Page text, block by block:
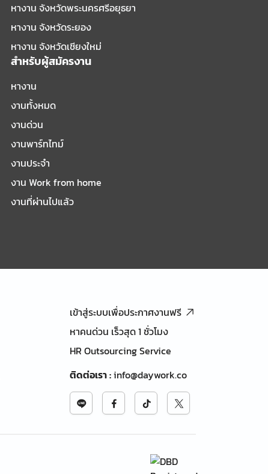
หางาน จังหวัดพระนครศรีอยุธยา
หางาน จังหวัดระยอง
หางาน จังหวัดเชียงใหม่
สำหรับผู้สมัครงาน
หางาน
งานทั้งหมด
งานด่วน
งานพาร์ทไทม์
งานประจำ
งาน Work from home
งานที่ผ่านไปแล้ว
เข้าสู่ระบบเพื่อประกาศงานฟรี
หาคนด่วน เร็วสุด 1 ชั่วโมง
HR Outsourcing Service
ติดต่อเรา:info@daywork.co